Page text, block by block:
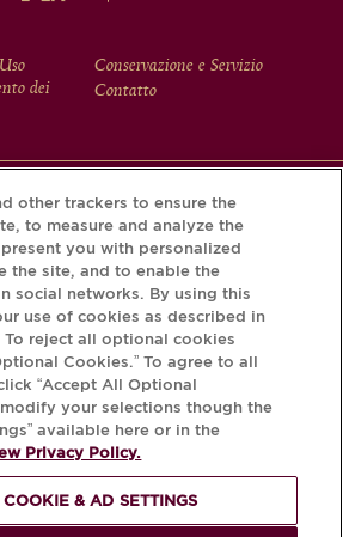
dei
Conservazione e Servizio
Contatto
scopra la storia che si nasconde dietro
tramite il Krug iD.
FAVORE, BEVA
other trackers to ensure the
to measure and analyze the
you with personalized
the site, and to enable the
social networks. By using this
use of cookies as described in
To reject all optional cookies
Cookies.” To agree to all
“Accept All Optional
modify your selections though the
available here or in the
Privacy Policy.
& AD SETTINGS